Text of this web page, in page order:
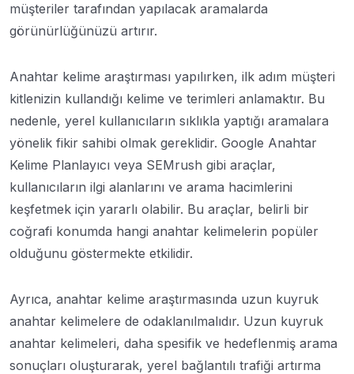
müşteriler tarafından yapılacak aramalarda
görünürlüğünüzü artırır.
Anahtar kelime araştırması yapılırken, ilk adım müşteri
kitlenizin kullandığı kelime ve terimleri anlamaktır. Bu
nedenle, yerel kullanıcıların sıklıkla yaptığı aramalara
yönelik fikir sahibi olmak gereklidir. Google Anahtar
Kelime Planlayıcı veya SEMrush gibi araçlar,
kullanıcıların ilgi alanlarını ve arama hacimlerini
keşfetmek için yararlı olabilir. Bu araçlar, belirli bir
coğrafi konumda hangi anahtar kelimelerin popüler
olduğunu göstermekte etkilidir.
Ayrıca, anahtar kelime araştırmasında uzun kuyruk
anahtar kelimelere de odaklanılmalıdır. Uzun kuyruk
anahtar kelimeleri, daha spesifik ve hedeflenmiş arama
sonuçları oluşturarak, yerel bağlantılı trafiği artırma